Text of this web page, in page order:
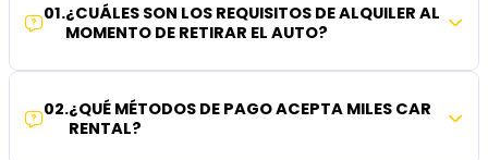
01.¿CUÁLES SON LOS REQUISITOS DE ALQUILER AL
MOMENTO DE RETIRAR EL AUTO?
02.¿QUÉ MÉTODOS DE PAGO ACEPTA MILES CAR
RENTAL?